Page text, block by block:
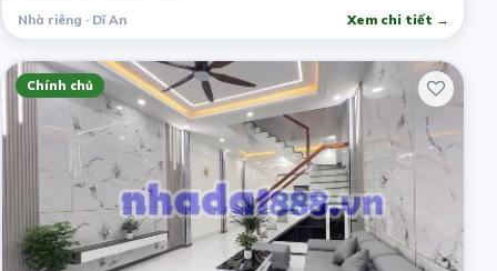
Nhà riêng · Dĩ An Xem chi tiết →
Chính chủ